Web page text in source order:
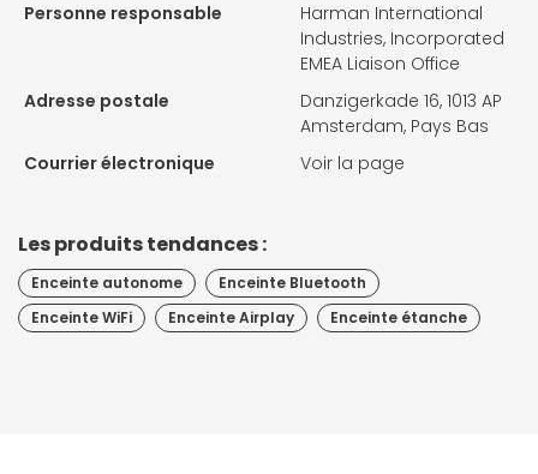
Personne responsable
Harman International
Industries, Incorporated
EMEA Liaison Office
Adresse postale
Danzigerkade 16, 1013 AP
Amsterdam, Pays Bas
Courrier électronique
Voir la page
Les produits tendances :
Enceinte autonome
Enceinte Bluetooth
Enceinte WiFi
Enceinte Airplay Enceinte étanche